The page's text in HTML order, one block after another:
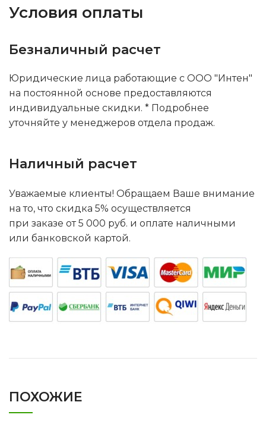
Условия оплаты
Безналичный расчет
Юридические лица работающие с ООО "Интен"
на постоянной основе предоставляются
индивидуальные скидки. * Подробнее
уточняйте у менеджеров отдела продаж.
Наличный расчет
Уважаемые клиенты! Обращаем Ваше внимание
на то, что скидка 5% осуществляется
при заказе от 5 000 руб. и оплате наличными
или банковской картой.
ПОХОЖИЕ